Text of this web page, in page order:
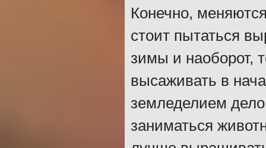
Конечно,
стоит пытаться
зимы и наоборот,
высаживать в
земледелием
заниматься